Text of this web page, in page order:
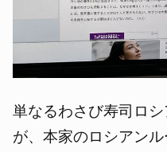
単なるわさび寿司ロ
が、本家のロシアン